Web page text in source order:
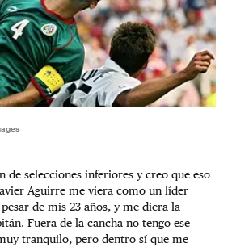
de selecciones inferiores y creo que eso
Aguirre me viera como un líder
de mis 23 años, y me diera la
Fuera de la cancha no tengo ese
tranquilo, pero dentro sí que me